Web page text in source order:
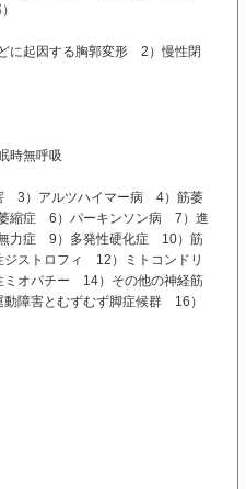
起因する胸郭変形 2）慢性閉
無呼吸
アルツハイマー病 4）筋萎
縮症 6）パーキンソン病 7）進
力症 9）多発性硬化症 10）筋
ストロフィ 12）ミトコンドリ
オパチー 14）その他の神経筋
障害とむずむず脚症候群 16）